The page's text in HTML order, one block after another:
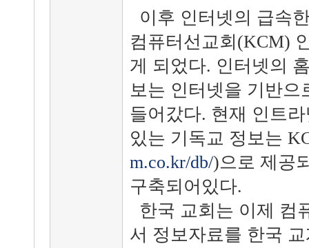
이후 인터넷의 급속
컴퓨터선교회(KCM)
게 되었다. 인터넷의
보는 인터넷을 기반으
들어갔다. 현재 인트
있는 기독교 정보는
m.co.kr/db/)으로 제공
구축되어있다.
한국 교회는 이제 컴
서 정보자료를 한국